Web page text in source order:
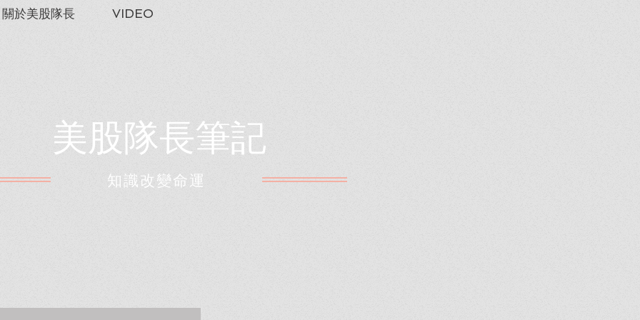
關於美股隊長 VIDEO
美股隊長筆記
​知識改變命運